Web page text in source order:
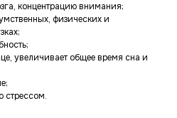
концентрацию внимания;
физических и
увеличивает общее время сна и
стрессом.